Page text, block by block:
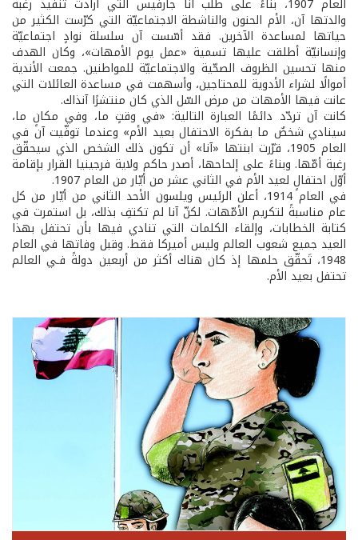
والدتها آن، الأم الحنون والناشطة الاجتماعيّة التي كرّست الكثير من
حياتها لمساعدة الآخرين. فقد أسّست آن سلسلة نوادٍ اجتماعيّة
وإنسانيّة أطلقت عليها تسمية «عمل يوم الأمهات»، وكان الهدف
منها تحسين الظروف الصحّية والاجتماعيّة للمواطنين. جمعت الأندية
أموالًا لشراء الأدوية للمحتاجين، وأسهمت في مساعدة العائلات التي
عانت فيها الأمهات من مرض السّل الذي كان منتشرًا آنذاك.
كانت آن تردّد دائمًا العبارة التالية: «في وقتٍ ما، وفي مكانٍ ما،
سينادي شخصٌ ما بفكرة الاحتفال بعيد الأم» وعندما توفّيت آن في
العام 1905، قرّرت ابنتها «آنا» أن تكون ذلك الشخص الذي سيحقّق
رغبة أمّها. وبناءً على إلحاحها، أصدر حاكم ولاية فرجينيا القرار بإقامة
أوّل احتفالٍ لعيد الأم في الثاني عشر من أيّار من العام 1907.
في العام 1914، أعلن الرئيس ويلسون الأحد الثاني من أيّار من كل
عام مناسبةً لتكريم الأمّهات. لكنّ آنا لم تكتفِ بذلك، بل استمرت في
كتابة الخطابات، وإلقاء الكلمات التي تنادي فيها بأن تحتفل بهذا
العيد جميع شعوب العالم وليس أميركا فقط. وقبل وفاتها في العام
1948، تَحقّق حلمها إذ كان هناك أكثر من أربعين دولةً فـي العالم
تحتفل بعيد الأم.